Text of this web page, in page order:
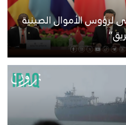
لرؤوس الأموال الصينية